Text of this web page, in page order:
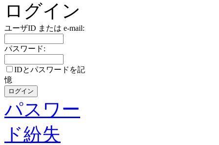
ログイン
ユーザID または e-mail:
パスワード:
IDとパスワードを記
憶
パスワー
ド紛失